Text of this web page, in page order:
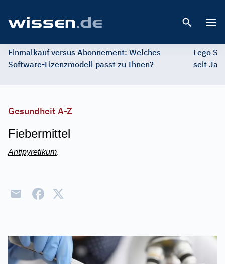
Einmalkauf versus Abonnement: Welches
Software-Lizenzmodell passt zu Ihnen?
Lego
seit
Gesundheit A-Z
Fiebermittel
Antipyretikum.